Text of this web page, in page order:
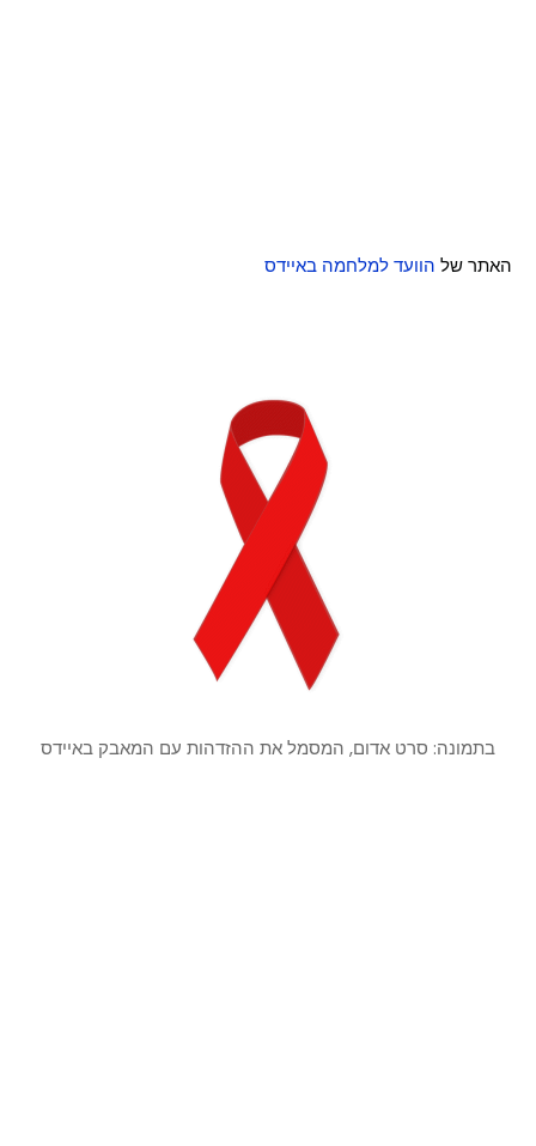
האתר של הוועד למלחמה באיידס
בתמונה: סרט אדום, המסמל את ההזדהות עם המאבק באיידס